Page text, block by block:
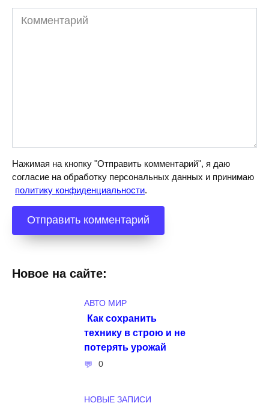
Комментарий
Нажимая на кнопку "Отправить комментарий", я даю
согласие на обработку персональных данных и принимаю
политику конфиденциальности.
Новое на сайте:
АВТО МИР
Как сохранить
технику в строю и не
потерять урожай
0
НОВЫЕ ЗАПИСИ